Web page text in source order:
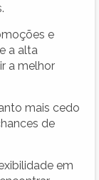
e
a alta
a melhor
mais cedo
de
em